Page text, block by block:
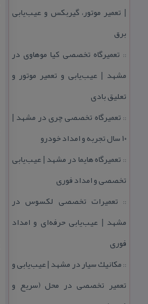
| تعمیر موتور، گیربكس و عیب‌یابی
برق
:: تعمیرگاه تخصصی كیا موهاوی در
مشهد | عیب‌یابی و تعمیر موتور و
تعلیق بادی
:: تعمیرگاه تخصصی چری در مشهد |
۱۰ سال تجربه و امداد خودرو
:: تعمیرگاه هایما در مشهد | عیب‌یابی
تخصصی و امداد فوری
:: تعمیرات تخصصی لكسوس در
مشهد | عیب‌یابی حرفه‌ای و امداد
فوری
:: مكانیك سیار در مشهد | عیب‌یابی و
تعمیر تخصصی در محل (سریع و